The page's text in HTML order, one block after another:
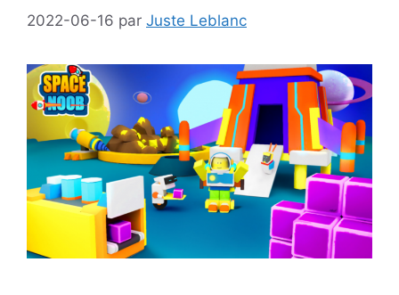
2022-06-16 par Juste Leblanc